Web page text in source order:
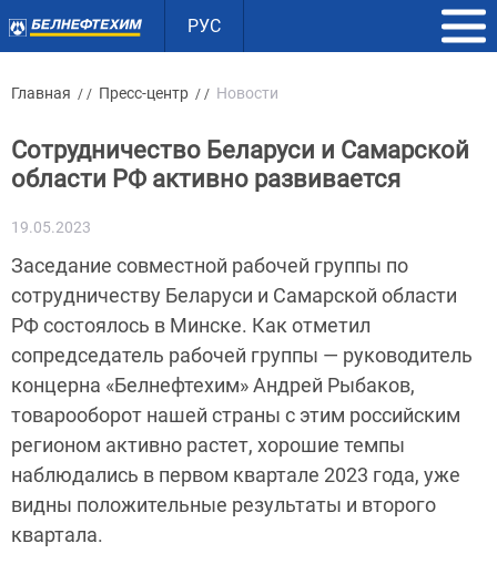
РУС
Главная / / Пресс-центр / / Новости
Сотрудничество Беларуси и Самарской
области РФ активно развивается
19.05.2023
Заседание совместной рабочей группы по
сотрудничеству Беларуси и Самарской области
РФ состоялось в Минске. Как отметил
сопредседатель рабочей группы — руководитель
концерна «Белнефтехим» Андрей Рыбаков,
товарооборот нашей страны с этим российским
регионом активно растет, хорошие темпы
наблюдались в первом квартале 2023 года, уже
видны положительные результаты и второго
квартала.